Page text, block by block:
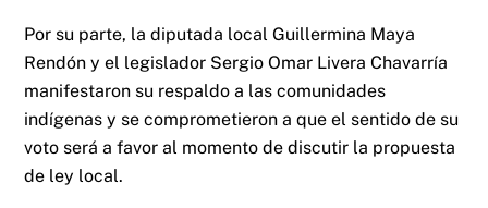
Por su parte, la diputada local Guillermina Maya
Rendón y el legislador Sergio Omar Livera Chavarría
manifestaron su respaldo a las comunidades
indígenas y se comprometieron a que el sentido de su
voto será a favor al momento de discutir la propuesta
de ley local.